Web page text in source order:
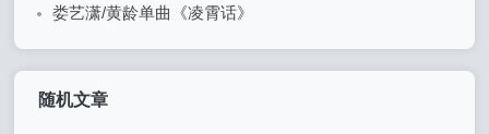
娄艺潇/黄龄单曲《凌霄话》
随机文章